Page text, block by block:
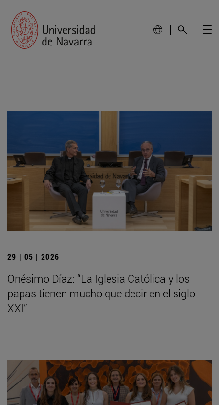
29 | 05 | 2026
Onésimo Díaz: “La Iglesia Católica y los
papas tienen mucho que decir en el siglo
XXI”